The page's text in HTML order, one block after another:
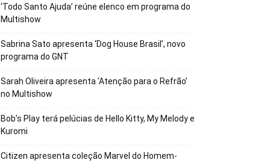
‘Todo Santo Ajuda’ reúne elenco em programa do
Multishow
Sabrina Sato apresenta ‘Dog House Brasil’, novo
programa do GNT
Sarah Oliveira apresenta ‘Atenção para o Refrão’
no Multishow
Bob’s Play terá pelúcias de Hello Kitty, My Melody e
Kuromi
Citizen apresenta coleção Marvel do Homem-